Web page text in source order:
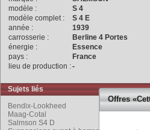
modèle :
S 4
modèle complet :
S 4 E
année :
1939
carrosserie :
Berline 4 Portes
énergie :
Essence
pays :
France
lieu de production :-
Sujets liés
Bendix-Lookheed
Maag-Cotal
Salmson S4 D
Offres